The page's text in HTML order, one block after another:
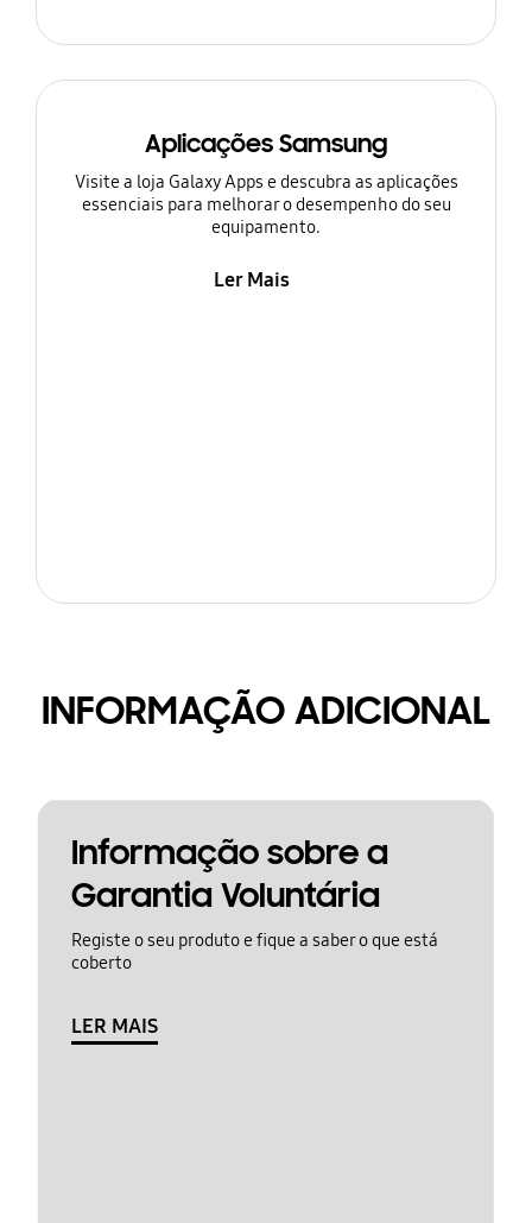
Aplicações Samsung
Visite a loja Galaxy Apps e descubra as aplicações
essenciais para melhorar o desempenho do seu
equipamento.
Ler Mais
INFORMAÇÃO ADICIONAL
Informação sobre a
Garantia Voluntária
Registe o seu produto e fique a saber o que está
coberto
LER MAIS